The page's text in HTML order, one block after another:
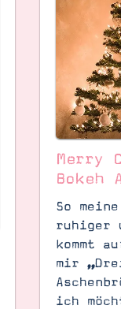
Merry
Bokeh
So
ruhiger
kommt
mir
ich